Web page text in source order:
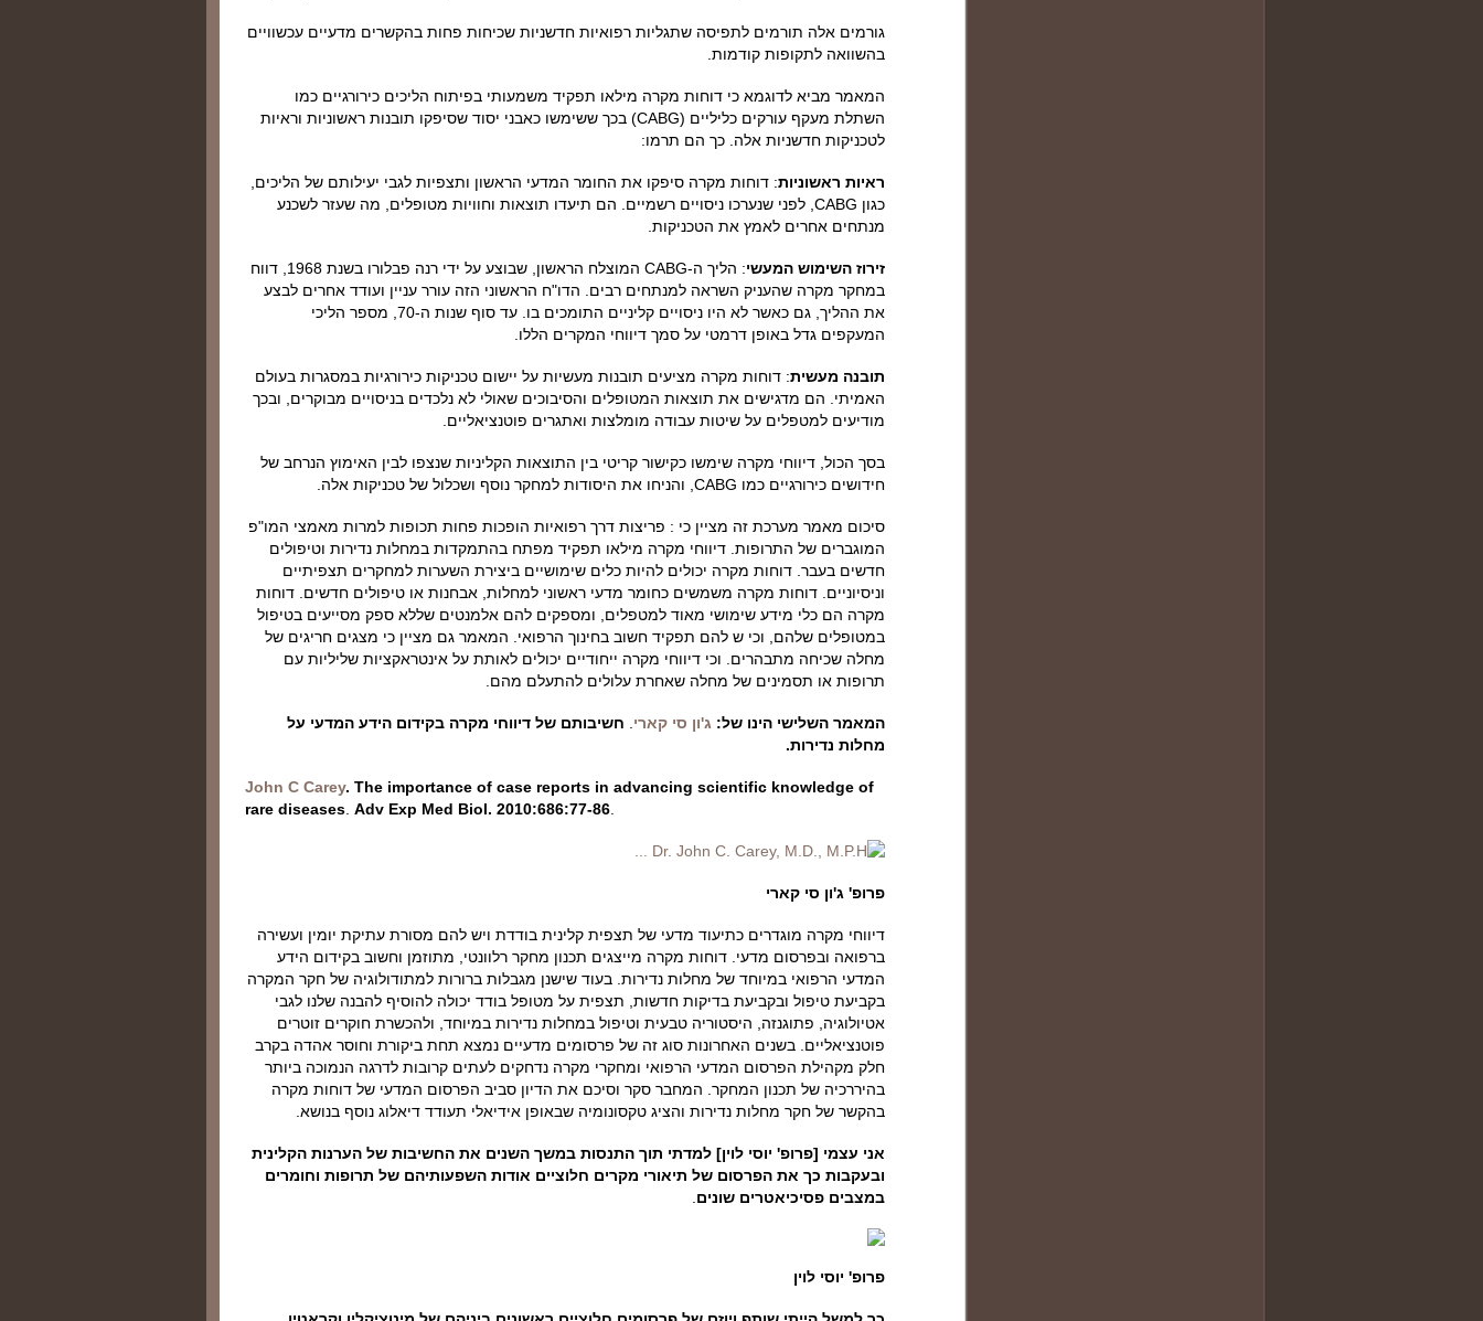
גורמים אלה תורמים לתפיסה שתגליות רפואיות חדשניות שכיחות פחות בהקשרים מדעיים עכשוויים
בהשוואה לתקופות קודמות.
המאמר מביא לדוגמא כי דוחות מקרה מילאו תפקיד משמעותי בפיתוח הליכים כירורגיים כמו
השתלת מעקף עורקים כליליים (CABG) בכך ששימשו כאבני יסוד שסיפקו תובנות ראשוניות וראיות
לטכניקות חדשניות אלה. כך הם תרמו:
ראיות ראשוניות: דוחות מקרה סיפקו את החומר המדעי הראשון ותצפיות לגבי יעילותם של הליכים,
כגון CABG, לפני שנערכו ניסויים רשמיים. הם תיעדו תוצאות וחוויות מטופלים, מה שעזר לשכנע
מנתחים אחרים לאמץ את הטכניקות.
זירוז השימוש המעשי
: הליך ה-CABG המוצלח הראשון, שבוצע על ידי רנה פבלורו בשנת 1968, דווח
במחקר מקרה שהעניק השראה למנתחים רבים. הדו"ח הראשוני הזה עורר עניין ועודד אחרים לבצע
את ההליך, גם כאשר לא היו ניסויים קליניים התומכים בו. עד סוף שנות ה-70, מספר הליכי
המעקפים גדל באופן דרמטי על סמך דיווחי המקרים הללו.
תובנה מעשית: דוחות מקרה מציעים תובנות מעשיות על יישום טכניקות כירורגיות במסגרות בעולם
האמיתי. הם מדגישים את תוצאות המטופלים והסיבוכים שאולי לא נלכדים בניסויים מבוקרים, ובכך
מודיעים למטפלים על שיטות עבודה מומלצות ואתגרים פוטנציאליים.
בסך הכול, דיווחי מקרה שימשו כקישור קריטי בין התוצאות הקליניות שנצפו לבין האימוץ הנרחב של
חידושים כירורגיים כמו CABG, והניחו את היסודות למחקר נוסף ושכלול של טכניקות אלה.
סיכום מאמר מערכת זה מציין כי : פריצות דרך רפואיות הופכות פחות תכופות למרות מאמצי המו"פ
המוגברים של התרופות. דיווחי מקרה מילאו תפקיד מפתח בהתמקדות במחלות נדירות וטיפולים
חדשים בעבר. דוחות מקרה יכולים להיות כלים שימושיים ביצירת השערות למחקרים תצפיתיים
וניסיוניים. דוחות מקרה משמשים כחומר מדעי ראשוני למחלות, אבחנות או טיפולים חדשים. דוחות
מקרה הם כלי מידע שימושי מאוד למטפלים, ומספקים להם אלמנטים שללא ספק מסייעים בטיפול
במטופלים שלהם, וכי ש להם תפקיד חשוב בחינוך הרפואי. המאמר גם מציין כי מצגים חריגים של
מחלה שכיחה מתבהרים. וכי דיווחי מקרה ייחודיים יכולים לאותת על אינטראקציות שליליות עם
תרופות או תסמינים של מחלה שאחרת עלולים להתעלם מהם.
המאמר השלישי הינו של: ג'ון סי קארי
חשיבותם של דיווחי מקרה בקידום הידע המדעי על
מחלות נדירות.
John C Carey. The importance of case reports in advancing scientific knowledge of
rare diseases Adv Exp Med Biol. 2010:686:77-86
פרופ' ג'ון סי קארי
דיווחי מקרה מוגדרים כתיעוד מדעי של תצפית קלינית בודדת ויש להם מסורת עתיקת יומין ועשירה
ברפואה ובפרסום מדעי. דוחות מקרה מייצגים תכנון מחקר רלוונטי, מתוזמן וחשוב בקידום הידע
המדעי הרפואי במיוחד של מחלות נדירות. בעוד שישנן מגבלות ברורות למתודולוגיה של חקר המקרה
בקביעת טיפול ובקביעת בדיקות חדשות, תצפית על מטופל בודד יכולה להוסיף להבנה שלנו לגבי
אטיולוגיה, פתוגנזה, היסטוריה טבעית וטיפול במחלות נדירות במיוחד, ולהכשרת חוקרים זוטרים
פוטנציאליים. בשנים האחרונות סוג זה של פרסומים מדעיים נמצא תחת ביקורת וחוסר אהדה בקרב
חלק מקהילת הפרסום המדעי הרפואי ומחקרי מקרה נדחקים לעתים קרובות לדרגה הנמוכה ביותר
בהיררכיה של תכנון המחקר. המחבר סקר וסיכם את הדיון סביב הפרסום המדעי של דוחות מקרה
בהקשר של חקר מחלות נדירות והציג טקסונומיה שבאופן אידיאלי תעודד דיאלוג נוסף בנושא.
אני עצמי [פרופ' יוסי לוין] למדתי תוך התנסות במשך השנים את החשיבות של הערנות הקלינית
ובעקבות כך את הפרסום של תיאורי מקרים חלוציים אודות השפעותיהם של תרופות וחומרים
במצבים פסיכיאטרים שונים
פרופ' יוסי לוין